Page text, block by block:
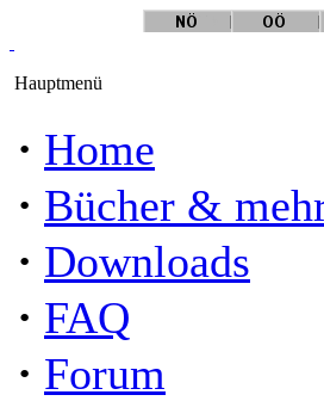
Hauptmenü
· Home
· Bücher &
· Downloads
· FAQ
· Forum